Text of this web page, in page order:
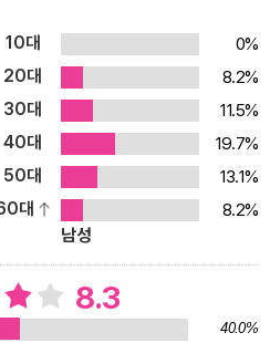
한 회사원에서 국제 특허법의 대
사, 모델 출신으로 ‘먹는 화장품’
퍼레이션의 이경은 사장, 나눔과
천하고 있는 ATG 이덕선 회장, ‘미
국을 알리고 있는 아주관광의 박평
자의 미국 본사 중역이 된 여장부
야기와 그들이 부자가 되기까지의
변하면 누구나 부자가 될 수 있다.
것이다 지난 1997년 IMF 사태가
기업들은 줄줄이 문을 닫거나 구조
10대
0%
20대
8.2%
30대
11.5%
40대
19.7%
50대
13.1%
대
8.2%
남성
8.3
40.0%